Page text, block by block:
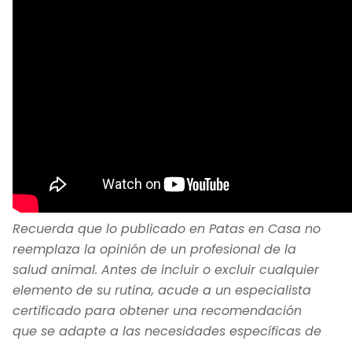
Recuerda que lo publicado en Patas en Casa no
reemplaza la opinión de un profesional de la
salud animal. Antes de incluir o excluir cualquier
elemento de su rutina, acude a un especialista
certificado para obtener una recomendación
que se adapte a las necesidades específicas de